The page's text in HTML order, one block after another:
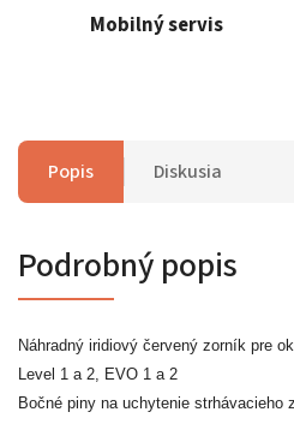
Mobilný servis
Popis Diskusia
Podrobný popis
Náhradný iridiový červený zorník pre
Level 1 a 2, EVO 1 a 2
Bočné piny na uchytenie strhávacieho